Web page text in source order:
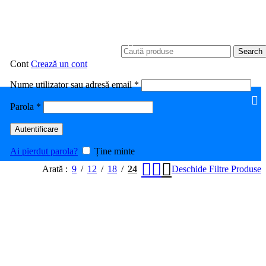
Search
Cont Crează un cont
Nume utilizator sau adresă email*
Parola *
Autentificare
Ai pierdut parola?
Ține minte
Arată
9 12 18 24 Deschide Filtre Produse